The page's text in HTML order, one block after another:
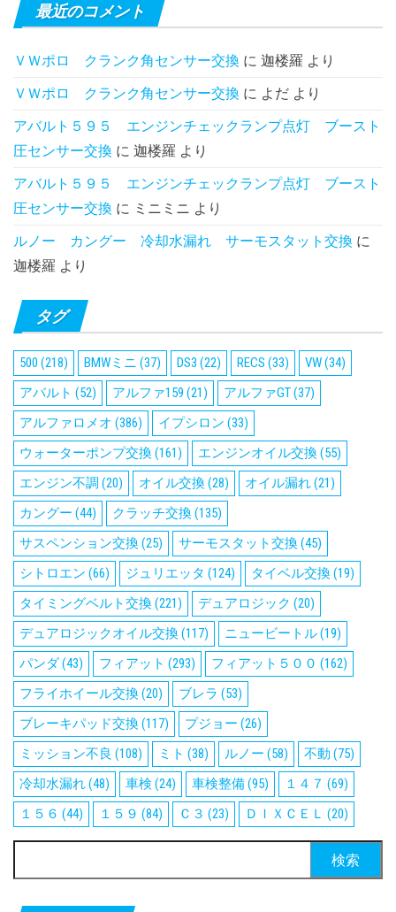
最近のコメント
ＶＷポロ クランク角センサー交換 に 迦楼羅 より
ＶＷポロ クランク角センサー交換 に よだ より
アバルト５９５ エンジンチェックランプ点灯 ブースト
圧センサー交換 に 迦楼羅 より
アバルト５９５ エンジンチェックランプ点灯 ブースト
圧センサー交換 に ミニミニ より
ルノー カングー 冷却水漏れ サーモスタット交換 に
迦楼羅 より
タグ
500 (218) BMWミニ (37) DS3 (22) RECS (33) VW(34)
アバルト (52) アルファ159 (21) アルファGT(37)
アルファロメオ (386) イプシロン (33)
ウォーターポンプ交換(161) エンジンオイル交換(55)
エンジン不調 (20) オイル交換(28) オイル漏れ(21)
カングー (44) クラッチ交換(135)
サスペンション交換(25) サーモスタット交換(45)
シトロエン (66) ジュリエッタ (124) タイベル交換(19)
タイミングベルト交換(221) デュアロジック (20)
デュアロジックオイル交換(117) ニュービートル(19)
パンダ(43) フィアット (293) フィアット５００ (162)
フライホイール交換(20) ブレラ (53)
ブレーキパッド交換(117) プジョー (26)
ミッション不良 (108) ミト (38) ルノー (58) 不動 (75)
冷却水漏れ(48) 車検 (24) 車検整備(95) １４７ (69)
１５６ (44) １５９ (84) Ｃ３ (23) ＤＩＸＣＥＬ (20)
索: